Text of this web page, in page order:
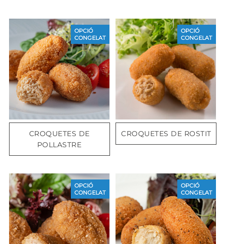
CROQUETES DE
POLLASTRE
OPCIÓ
CONGELAT
CROQUETES DE ROSTIT
OPCIÓ
CONGELAT
OPCIÓ
CONGELAT
OPCIÓ
CONGELAT